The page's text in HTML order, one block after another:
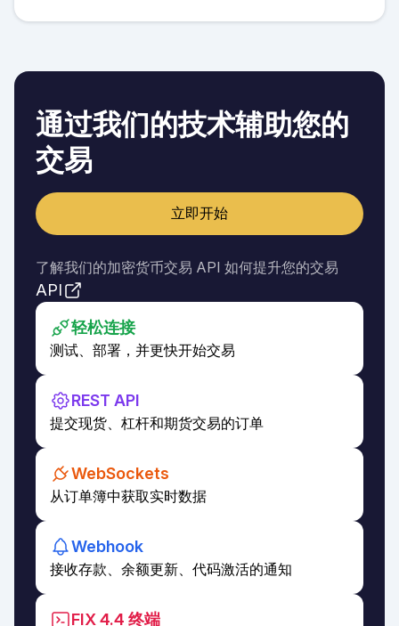
通过我们的技术辅助您的
交易
立即开始
了解我们的加密货币交易 API 如何提升您的交易
API
轻松连接
测试、部署，并更快开始交易
REST API
提交现货、杠杆和期货交易的订单
WebSockets
从订单簿中获取实时数据
Webhook
接收存款、余额更新、代码激活的通知
FIX 4.4 终端